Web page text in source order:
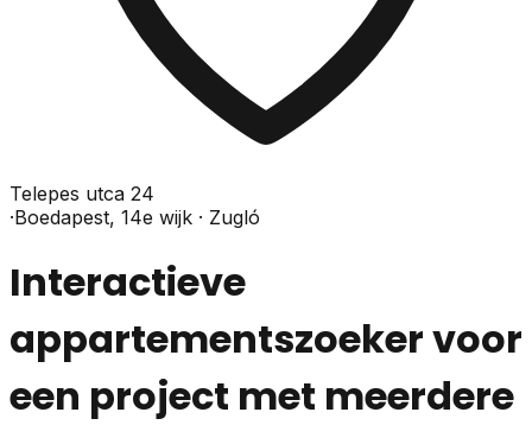
Telepes utca 24
·Boedapest, 14e wijk · Zugló
Interactieve
appartementszoeker voor
een project met meerdere